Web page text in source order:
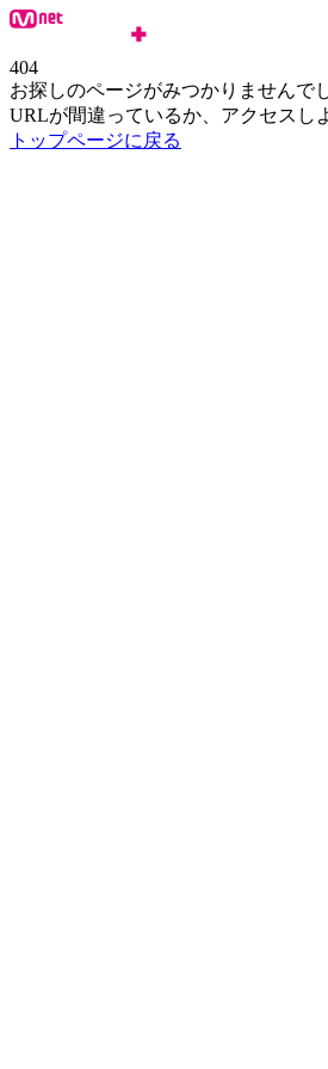
404
お探しのページがみつかりませんで
URLが間違っているか、アクセスし
トップページに戻る